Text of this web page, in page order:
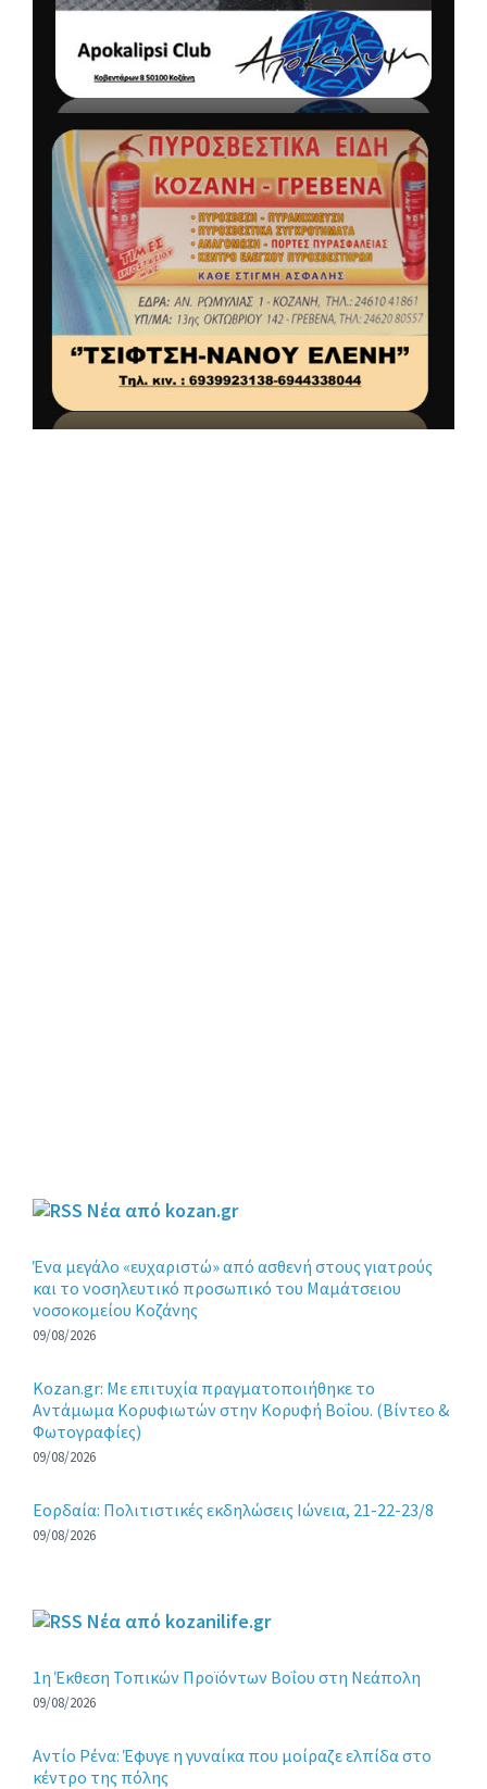
Νέα από kozan.gr
Ένα μεγάλο «ευχαριστώ» από ασθενή στους γιατρούς
και το νοσηλευτικό προσωπικό του Μαμάτσειου
νοσοκομείου Κοζάνης
09/08/2026
Kozan.gr: Με επιτυχία πραγματοποιήθηκε το
Αντάμωμα Κορυφιωτών στην Κορυφή Βοΐου. (Βίντεο &
Φωτογραφίες)
09/08/2026
Εορδαία: Πολιτιστικές εκδηλώσεις Ιώνεια, 21-22-23/8
09/08/2026
Νέα από kozanilife.gr
1η Έκθεση Τοπικών Προϊόντων Βοΐου στη Νεάπολη
09/08/2026
Αντίο Ρένα: Έφυγε η γυναίκα που μοίραζε ελπίδα στο
κέντρο της πόλης